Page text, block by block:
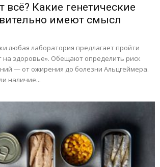
Какие генетические
имеют смысл
любая лаборатория предлагает пройти
на здоровье». Обещают определить риск
— от ожирения до болезни Альцгеймера.
наличие...